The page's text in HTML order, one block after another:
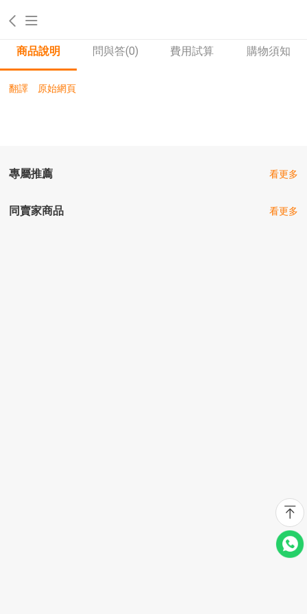
商品說明 問與答(0) 費用試算 購物須知
翻譯 原始網頁
專屬推薦 看更多
同賣家商品 看更多